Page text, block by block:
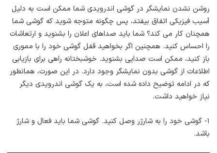
روشن نشدن نمایشگر در گوشی اندرویدی شما ممکن است به دلیل
آسیب فیزیکی اتفاق بیفتد، پس چگونه متوجه شوید که گوشی شما
همچنان کار می کند؟ شما باید صداهای اعلان را بشنوید و ارتعاشات
را احساس کنید. همچنین اگر بخواهید قفل گوشی خود را با مموری
باز کنید، ممکن است صدایی بشنوید. خوشبختانه راهی برای بازیابی
اطلاعات از گوشی بدون نمایشگر وجود دارد. در این صورت، همانطور
که در ادامه توضیح داده شده است، به یک گوشی اندرویدی دیگر
نیاز خواهید داشت.
۱- گوشی خود را به شارژر وصل کنید. گوشی شما باید فعال و شارژ
باشد.